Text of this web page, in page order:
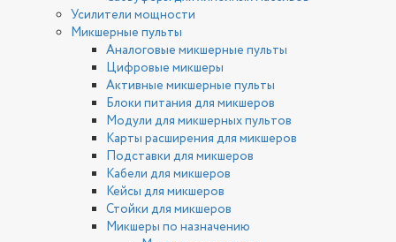
Усилители мощности
Микшерные пульты
Аналоговые микшерные пульты
Цифровые микшеры
Активные микшерные пульты
Блоки питания для микшеров
Модули для микшерных пультов
Карты расширения для микшеров
Подставки для микшеров
Кабели для микшеров
Кейсы для микшеров
Стойки для микшеров
Микшеры по назначению